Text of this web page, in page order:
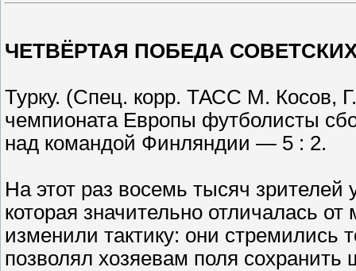
ЧЕТВЁРТАЯ ПОБЕДА
Турку. (Спец. корр. ТАСС М. Косов,
чемпионата Европы футболисты
над командой Финляндии — 5 : 2.
На этот раз восемь тысяч
которая значительно отличалась
изменили тактику: они стремились
позволял хозяевам поля